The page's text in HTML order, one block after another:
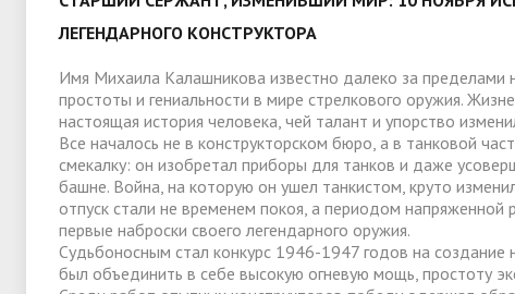
Внутренняя система оценки
качества образования
в форме электронного документа в
ФГБОУ ВО "АнГТУ"
Личный прием граждан «Стартап как
"Студенческое" разрешение на
временное проживание для
иностранцев
ЛЕГЕНДАРНОГО КОНСТРУКТОРА
Имя Михаила Калашникова известно далеко за
простоты и гениальности в мире стрелкового оружия.
настоящая история человека, чей талант и упорство
Все началось не в конструкторском бюро, а в танковой
смекалку: он изобретал приборы для танков и даже
башне. Война, на которую он ушел танкистом, круто
отпуск стали не временем покоя, а периодом
первые наброски своего легендарного оружия.
Судьбоносным стал конкурс 1946-1947 годов на
был объединить в себе высокую огневую мощь, простоту